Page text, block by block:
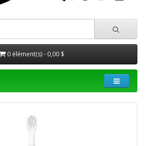
0 élément(s) - 0,00 $